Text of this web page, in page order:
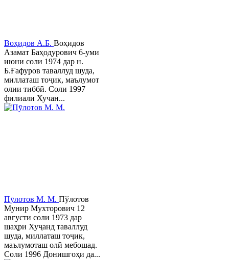
Воҳидов А.Б. Воҳидов
Азамат Баҳодурович 6-уми
июни соли 1974 дар н.
Б.Ғафуров таваллуд шуда,
миллаташ тоҷик, маълумот
олии тиббӣ. Соли 1997
филиали Хучан...
Пӯлотов М. М. Пўлотов
Мунир Мухторович 12
августи соли 1973 дар
шаҳри Хуҷанд таваллуд
шуда, миллаташ тоҷик,
маълумоташ олӣ мебошад.
Соли 1996 Донишгоҳи да...